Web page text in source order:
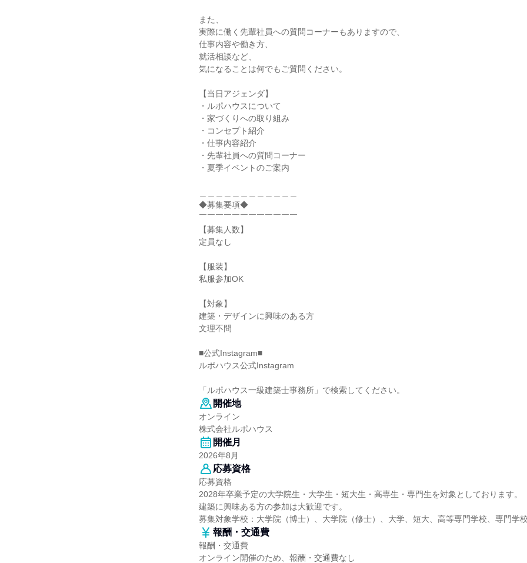
また、
実際に働く先輩社員への質問コーナーもありますので、
仕事内容や働き方、
就活相談など、
気になることは何でもご質問ください。
【当日アジェンダ】
・ルポハウスについて
・家づくりへの取り組み
・コンセプト紹介
・仕事内容紹介
・先輩社員への質問コーナー
・夏季イベントのご案内
◆募集要項◆
￣￣￣￣￣￣￣￣￣￣￣￣
【募集人数】
定員なし
【服装】
私服参加OK
【対象】
建築・デザインに興味のある方
文理不問
■公式Instagram■
ルポハウス公式Instagram
「ルポハウス一級建築士事務所」で検索してください。
開催地
オンライン
株式会社ルポハウス
開催月
2026年8月
応募資格
応募資格
2028年卒業予定の大学院生・大学生・短大生・高専生・専門生を対象としております。
建築に興味ある方の参加は大歓迎です。
募集対象学校：大学院（博士）、大学院（修士）、大学、短大、高等専門学校、専門学
報酬・交通費
報酬・交通費
オンライン開催のため、報酬・交通費なし